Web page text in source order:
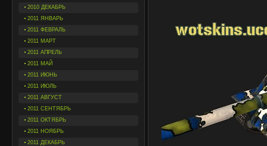
2010 ДЕКАБРЬ
2011 ЯНВАРЬ
2011 ФЕВРАЛЬ
2011 МАРТ
2011 АПРЕЛЬ
2011 МАЙ
2011 ИЮНЬ
2011 ИЮЛЬ
2011 АВГУСТ
2011 СЕНТЯБРЬ
2011 ОКТЯБРЬ
2011 НОЯБРЬ
2011 ДЕКАБРЬ